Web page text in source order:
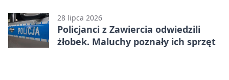
28 lipca 2026
Policjanci z Zawiercia odwiedzili
żłobek. Maluchy poznały ich sprzęt